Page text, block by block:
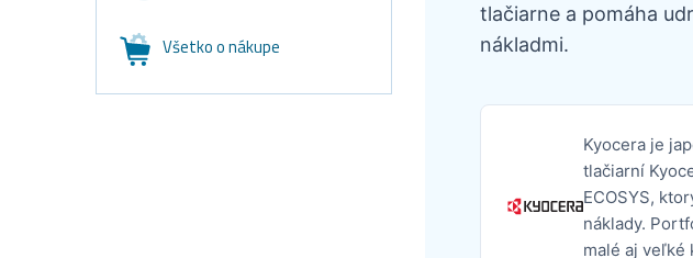
Všetko o nákupe
tlačiarne a pomáha
nákladmi.
Kyocera je
tlačiarní
ECOSYS,
náklady.
malé aj veľké